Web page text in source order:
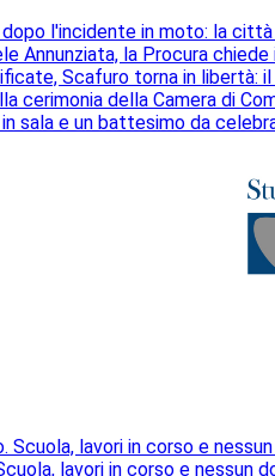
l'incidente in moto: la
Annunziata, la Procura
Scafuro torna in libertà:
cerimonia della Camera di
in sala e un battesimo da
lavori in corso e nessun